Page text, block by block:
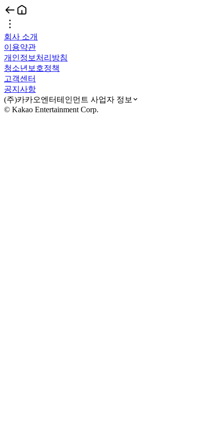
회사 소개
이용약관
개인정보처리방침
청소년보호정책
고객센터
공지사항
(주)카카오엔터테인먼트 사업자 정보
© Kakao Entertainment Corp.